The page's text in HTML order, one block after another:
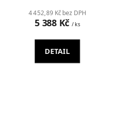
4 452,89 Kč bez DPH
5 388 Kč / ks
DETAIL